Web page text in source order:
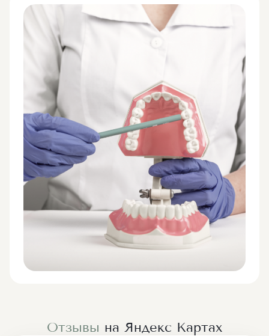
Отзывы на Яндекс Картах